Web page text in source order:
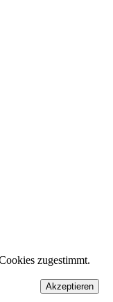
zugestimmt.
Akzeptieren